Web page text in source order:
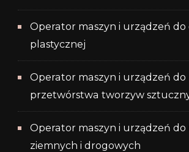
Operator maszyn i urządzeń do
plastycznej
Operator maszyn i urządzeń do
przetwórstwa tworzyw
Operator maszyn i urządzeń
ziemnych i drogowych